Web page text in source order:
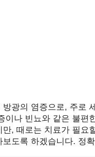
방광의 염증으로, 주로
이나 빈뇨와 같은 불편
만, 때로는 치료가 필요
보도록 하겠습니다. 정